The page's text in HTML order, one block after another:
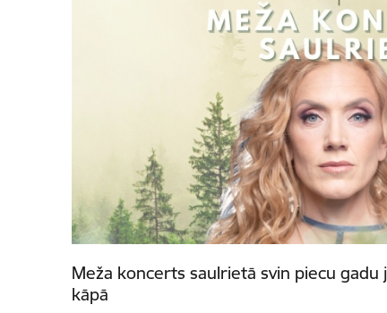
Meža koncerts saulrietā svin piecu gadu
kāpā